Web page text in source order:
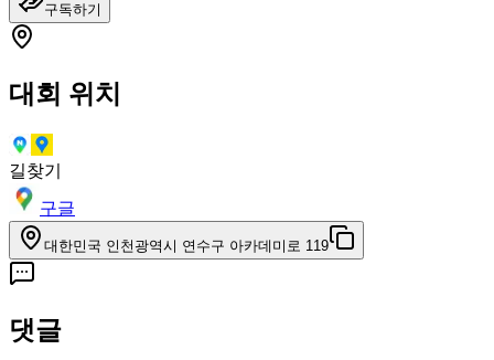
구독하기
대회 위치
길찾기
구글
대한민국 인천광역시 연수구 아카데미로 119
댓글